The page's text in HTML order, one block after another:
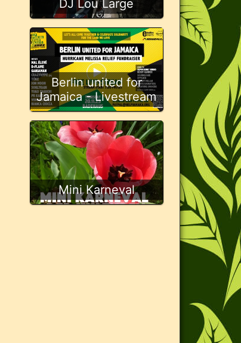
DJ Lou Large
Berlin united for
Jamaica - Livestream
Mini Karneval